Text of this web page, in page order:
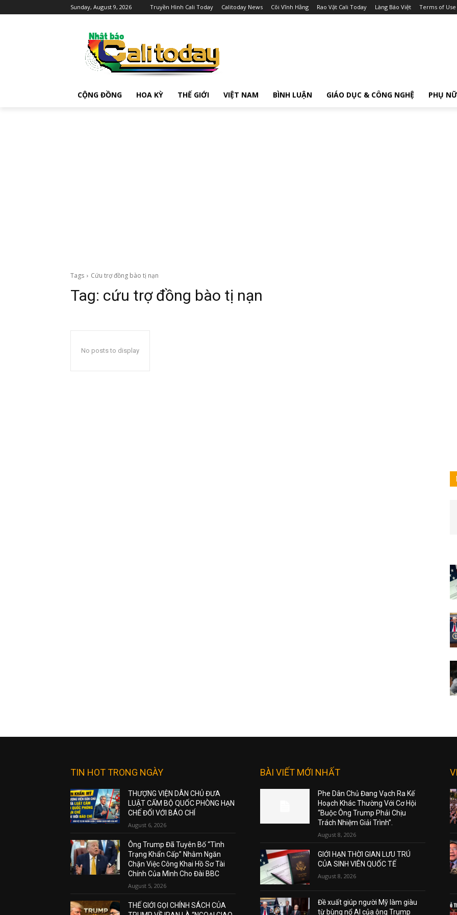
Sunday, August 9, 2026 Truyền Hình Cali Today Calitoday News Cõi Vĩnh Hằng Rao Vặt Cali Today Làng Báo Việt Terms of Use
CỘNG ĐỒNG HOA KỲ THẾ GIỚI VIỆT NAM BÌNH LUẬN GIÁO DỤC & CÔNG NGHỆ PHỤ NỮ
Tags Cứu trợ đồng bào tị nạn
Tag: cứu trợ đồng bào tị nạn
No posts to display
TIN HOT TRONG NGÀY
THƯỢNG VIỆN DÂN CHỦ ĐƯA
LUẬT CẤM BỘ QUỐC PHÒNG HẠN
CHẾ ĐỐI VỚI BÁO CHÍ
August 6, 2026
Ông Trump Đã Tuyên Bố “Tình
Trạng Khẩn Cấp” Nhằm Ngăn
Chặn Việc Công Khai Hồ Sơ Tài
Chính Của Mình Cho Đài BBC
August 5, 2026
THẾ GIỚI GỌI CHÍNH SÁCH CỦA
BÀI VIẾT MỚI NHẤT
Phe Dân Chủ Đang Vạch Ra Kế
Hoạch Khác Thường Với Cơ Hội
“Buộc Ông Trump Phải Chịu
Trách Nhiệm Giải Trình”.
August 8, 2026
GIỚI HẠN THỜI GIAN LƯU TRÚ
CỦA SINH VIÊN QUỐC TẾ
August 8, 2026
Đề xuất giúp người Mỹ làm giàu
từ bùng nổ AI của ông Trump